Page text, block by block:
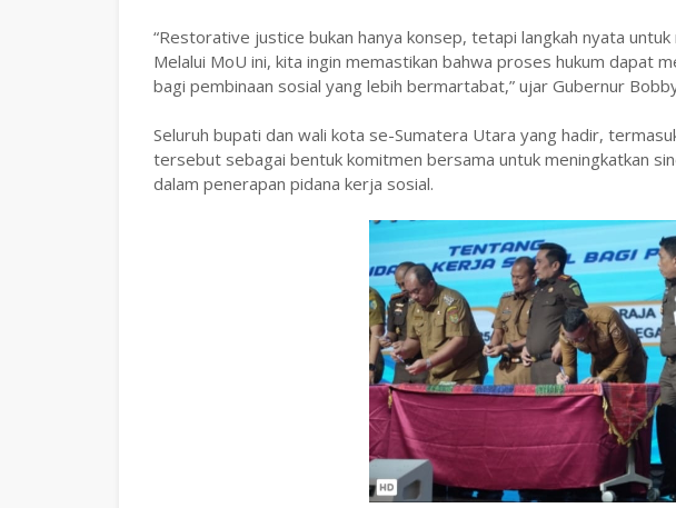
‎“Restorative justice bukan hanya konsep, tetapi langkah nyata
Melalui MoU ini, kita ingin memastikan bahwa proses hukum dapat
bagi pembinaan sosial yang lebih bermartabat,” ujar Gubernur
‎Seluruh bupati dan wali kota se-Sumatera Utara yang hadir,
tersebut sebagai bentuk komitmen bersama untuk meningkatkan
dalam penerapan pidana kerja sosial.